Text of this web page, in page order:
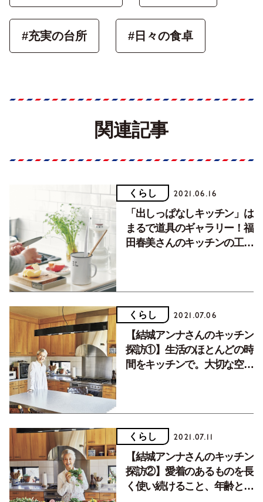
#充実の台所 #日々の食卓
関連記事
くらし 2021.06.16
「出しっぱなしキッチン」は
まるで道具のギャラリー！福
田春美さんのキッチンの工
くらし 2021.07.06
【結城アンナさんのキッチン
探訪①】生活のほとんどの時
間をキッチンで。大切な空間
くらし 2021.07.11
【結城アンナさんのキッチン
探訪②】愛着のあるものを長
く使い続けること、年齢と共